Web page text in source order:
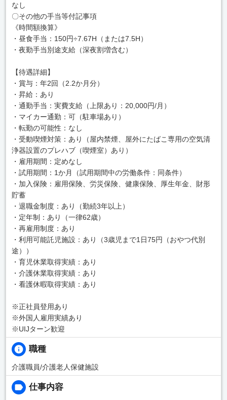
なし
〇その他の手当等付記事項
《時間額換算》
・昼食手当：150円÷7.67H（または7.5H）
・夜勤手当別途支給（深夜割増含む）
【待遇詳細】
・賞与：年2回（2.2か月分）
・昇給：あり
・通勤手当：実費支給（上限あり：20,000円/月）
・マイカー通勤：可（駐車場あり）
・転勤の可能性：なし
・受動喫煙対策：あり（屋内禁煙、屋外にたばこ専用の空気清
浄器設置のプレハブ（喫煙室）あり）
・雇用期間：定めなし
・試用期間：1か月（試用期間中の労働条件：同条件）
・加入保険：雇用保険、労災保険、健康保険、厚生年金、財形
貯蓄
・退職金制度：あり（勤続3年以上）
・定年制：あり（一律62歳）
・再雇用制度：あり
・利用可能託児施設：あり（3歳児まで1日75円（おやつ代別
途））
・育児休業取得実績：あり
・介護休業取得実績：あり
・看護休暇取得実績：あり
※正社員登用あり
※外国人雇用実績あり
※UIJターン歓迎
職種
介護職員/介護老人保健施設
仕事内容